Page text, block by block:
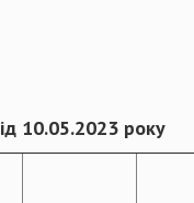
10.05.2023 року